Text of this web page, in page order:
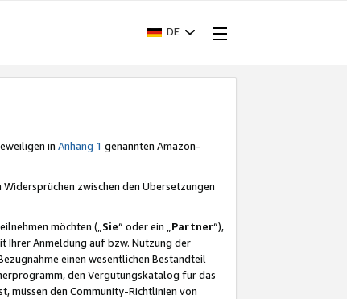
DE
in Anhang 1 genannten Amazon-
Widersprüchen zwischen den Übersetzungen
möchten („Sie“ oder ein „Partner“),
Ihrer Anmeldung auf bzw. Nutzung der
einen wesentlichen Bestandteil
den Vergütungskatalog für das
müssen den Community-Richtlinien von